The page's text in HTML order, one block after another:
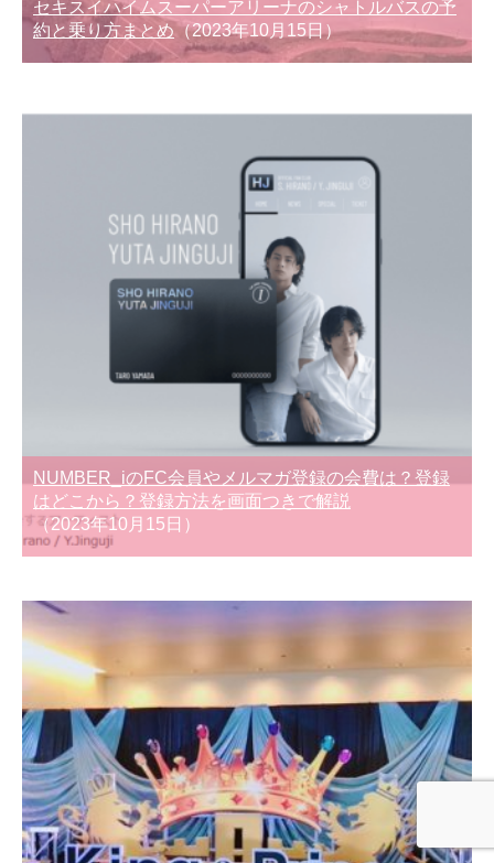
セキスイハイムスーパーアリーナのシャトルバスの予
約と乗り方まとめ （2023年10月15日）
NUMBER_iのFC会員やメルマガ登録の会費は？登録
はどこから？登録方法を画面つきで解説
（2023年10月15日）